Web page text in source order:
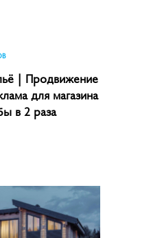
| Продвижение
для магазина
в 2 раза